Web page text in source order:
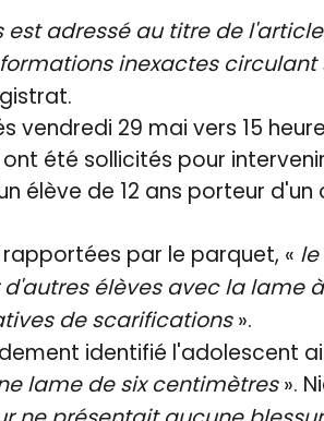
adressé au titre de
inexactes circulant
vendredi 29 mai vers 15
été sollicités pour
élève de 12 ans porteur
par le parquet, «
élèves avec la lame
de scarifications».
identifié l'adolescent
lame de six centimètres».